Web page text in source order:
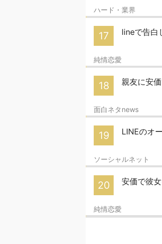
ハード・業界
17 lineで告白
純情恋愛
18 親友に安
面白ネタnews
19 LINEのオ
ソーシャルネット
20 安価で彼
純情恋愛